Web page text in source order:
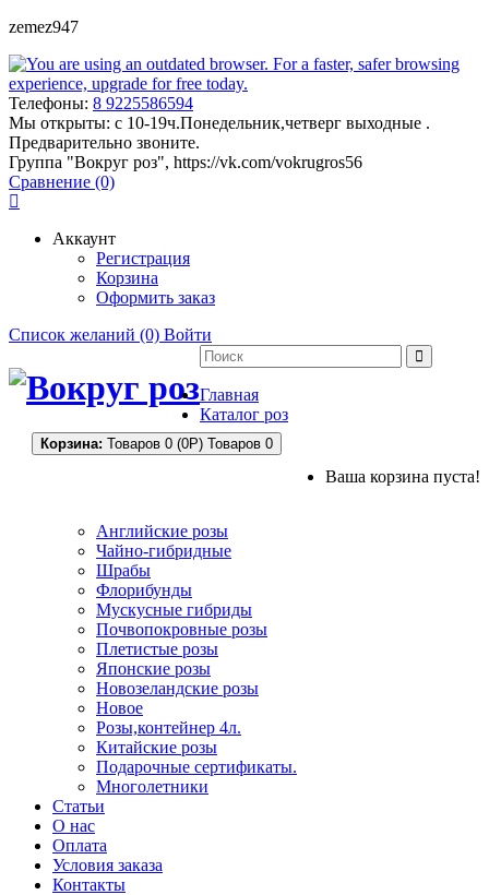
zemez947
Телефоны: 8 9225586594
Мы открыты: с 10-19ч.Понедельник,четверг выходные .
Предварительно звоните.
Группа "Вокруг роз", https://vk.com/vokrugros56
Сравнение (0)
Аккаунт
Регистрация
Корзина
Оформить заказ
Список желаний (0) Войти
Корзина: Товаров 0 (0Р) Товаров 0
Ваша корзина пуста!
Главная
Каталог роз
Английские розы
Чайно-гибридные
Шрабы
Флорибунды
Мускусные гибриды
Почвопокровные розы
Плетистые розы
Японские розы
Новозеландские розы
Новое
Розы,контейнер 4л.
Китайские розы
Подарочные сертификаты.
Многолетники
Статьи
О нас
Оплата
Условия заказа
Контакты